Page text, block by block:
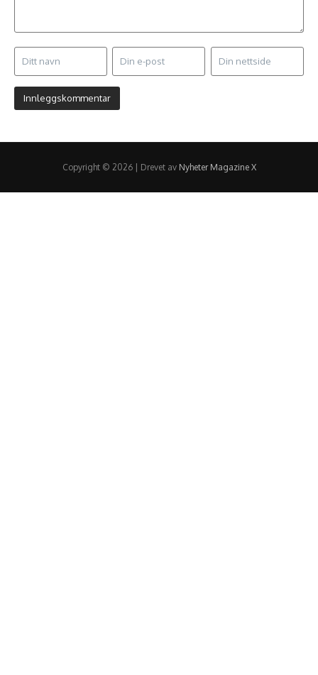
Copyright © 2026 | Drevet av Nyheter Magazine X